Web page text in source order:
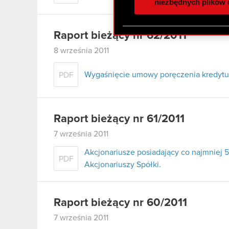
otrzymanymi od Ciebie
zgadasz się na używanie
niezbędnych plików
Raport bieżący nr 62/2011
8 września 2011
PDF Wygaśnięcie umowy poręczenia
Raport bieżący nr 61/2011
7 września 2011
PDF
Akcjonariusze posiadający co najmniej
Akcjonariuszy Spółki.
Raport bieżący nr 60/2011
7 września 2011